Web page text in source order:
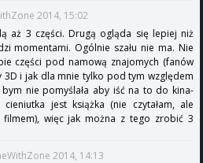
2014, 15:02
aż 3 części. Drugą ogląda się lepiej niż
momentami. Ogólnie szału nie ma. Nie
części pod namową znajomych (fanów
3D i jak dla mnie tylko pod tym względem
nie pomyślała aby iść na to do kina-
cieniutka jest książka (nie czytałam, ale
więc jak można z tego zrobić 3
2014, 14:13